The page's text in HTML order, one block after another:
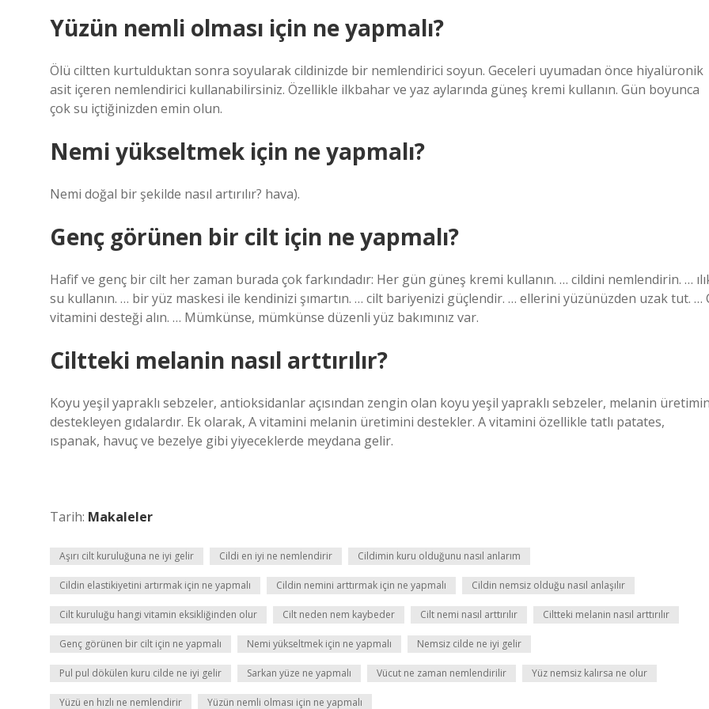
Yüzün nemli olması için ne yapmalı?
Ölü ciltten kurtulduktan sonra soyularak cildinizde bir nemlendirici soyun. Geceleri uyumadan önce hiyalüronik
asit içeren nemlendirici kullanabilirsiniz. Özellikle ilkbahar ve yaz aylarında güneş kremi kullanın. Gün boyunca
çok su içtiğinizden emin olun.
Nemi yükseltmek için ne yapmalı?
Nemi doğal bir şekilde nasıl artırılır? hava).
Genç görünen bir cilt için ne yapmalı?
Hafif ve genç bir cilt her zaman burada çok farkındadır: Her gün güneş kremi kullanın. … cildini nemlendirin. …
su kullanın. … bir yüz maskesi ile kendinizi şımartın. … cilt bariyenizi güçlendir. … ellerini yüzünüzden uzak tut. …
vitamini desteği alın. … Mümkünse, mümkünse düzenli yüz bakımınız var.
Ciltteki melanin nasıl arttırılır?
Koyu yeşil yapraklı sebzeler, antioksidanlar açısından zengin olan koyu yeşil yapraklı sebzeler, melanin
destekleyen gıdalardır. Ek olarak, A vitamini melanin üretimini destekler. A vitamini özellikle tatlı patates,
ıspanak, havuç ve bezelye gibi yiyeceklerde meydana gelir.
Tarih: Makaleler
Aşırı cilt kuruluğuna ne iyi gelir Cildi en iyi ne nemlendirir Cildimin kuru olduğunu nasıl anlarım
Cildin elastikiyetini artırmak için ne yapmalı Cildin nemini arttırmak için ne yapmalı Cildin nemsiz olduğu nasıl anlaşılır
Cilt kuruluğu hangi vitamin eksikliğinden olur Cilt neden nem kaybeder Cilt nemi nasıl arttırılır Ciltteki melanin nasıl arttırılır
Genç görünen bir cilt için ne yapmalı Nemi yükseltmek için ne yapmalı Nemsiz cilde ne iyi gelir
Pul pul dökülen kuru cilde ne iyi gelir Sarkan yüze ne yapmalı Vücut ne zaman nemlendirilir Yüz nemsiz kalırsa ne olur
Yüzü en hızlı ne nemlendirir Yüzün nemli olması için ne yapmalı